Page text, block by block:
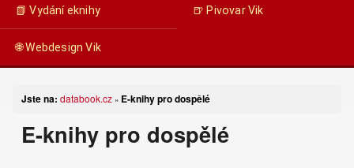
📗 Vydání eknihy 🍺 Pivovar Vik
🌐 Webdesign Vik
Jste na: databook.cz » E-knihy pro dospělé
E-knihy pro dospělé